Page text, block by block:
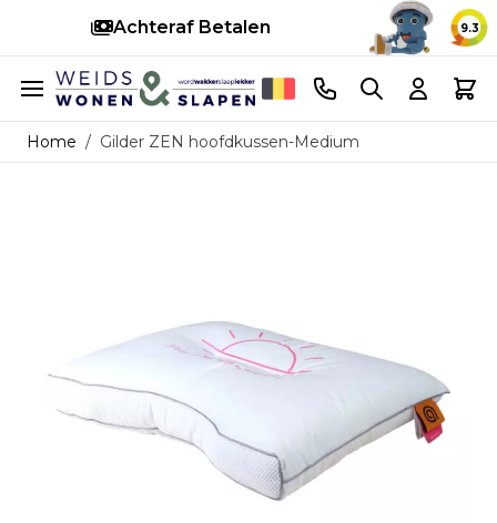
Snelle levering 9.3
Ga naar de inhoud
Telefoonnummer
Search Cart
Home / Gilder ZEN hoofdkussen-Medium